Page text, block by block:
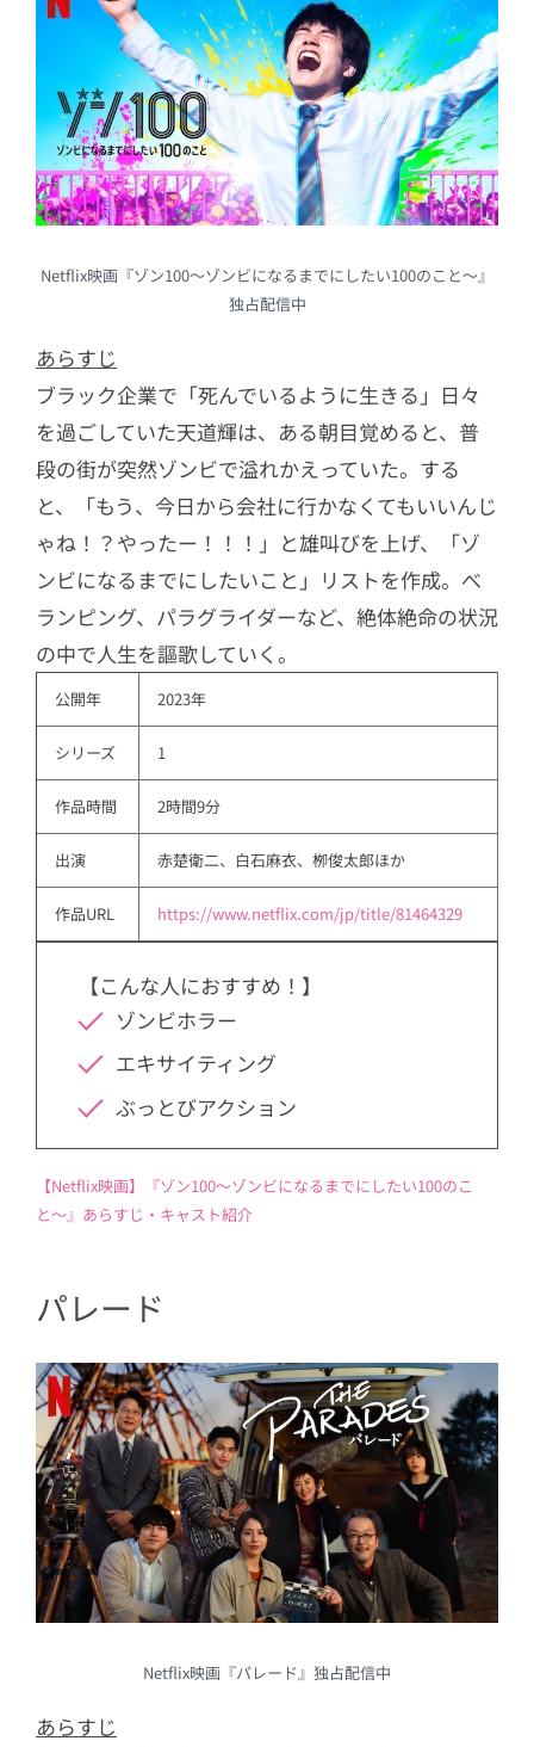
Netflix映画『ゾン100〜ゾンビになるまでにしたい100のこと〜』
独占配信中
あらすじ
ブラック企業で「死んでいるように生きる」日々
を過ごしていた天道輝は、ある朝目覚めると、普
段の街が突然ゾンビで溢れかえっていた。する
と、「もう、今日から会社に行かなくてもいいんじ
ゃね！？やったー！！！」と雄叫びを上げ、「ゾ
ンビになるまでにしたいこと」リストを作成。べ
ランピング、パラグライダーなど、絶体絶命の状況
の中で人生を謳歌していく。
公開年 2023年
シリーズ 1
作品時間 2時間9分
出演 赤楚衛二、白石麻衣、栁俊太郎ほか
作品URL https://www.netflix.com/jp/title/81464329
【こんな人におすすめ！】
ゾンビホラー
エキサイティング
ぶっとびアクション
【Netflix映画】『ゾン100〜ゾンビになるまでにしたい100のこ
と〜』あらすじ・キャスト紹介
パレード
Netflix映画『パレード』独占配信中
あらすじ